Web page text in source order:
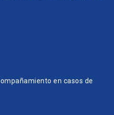
en casos de